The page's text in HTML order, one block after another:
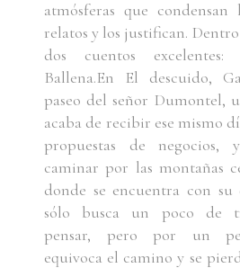
atmósferas que
relatos y los justifican.
dos cuentos
Ballena.En El descuido,
paseo del señor Dumontel,
acaba de recibir ese mismo
propuestas de
caminar por las montañas
donde se encuentra con su
sólo busca un poco de
pensar, pero por un
equivoca el camino y se